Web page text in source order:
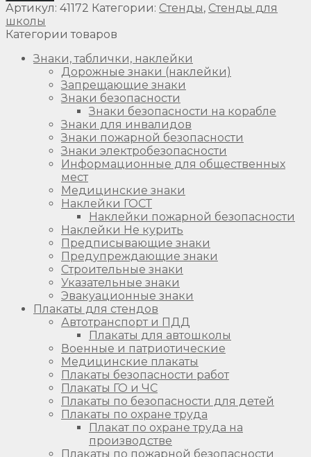
Артикул: 41172 Категории: Стенды, Стенды для
школы
Категории товаров
Знаки, таблички, наклейки
Дорожные знаки (наклейки)
Запрещающие знаки
Знаки безопасности
Знаки безопасности на корабле
Знаки для инвалидов
Знаки пожарной безопасности
Знаки электробезопасности
Информационные для общественных
мест
Медицинские знаки
Наклейки ГОСТ
Наклейки пожарной безопасности
Наклейки Не курить
Предписывающие знаки
Предупреждающие знаки
Строительные знаки
Указательные знаки
Эвакуационные знаки
Плакаты для стендов
Автотранспорт и ПДД
Плакаты для автошколы
Военные и патриотические
Медицинские плакаты
Плакаты безопасности работ
Плакаты ГО и ЧС
Плакаты по безопасности для детей
Плакаты по охране труда
Плакат по охране труда на
производстве
Плакаты по пожарной безопасности